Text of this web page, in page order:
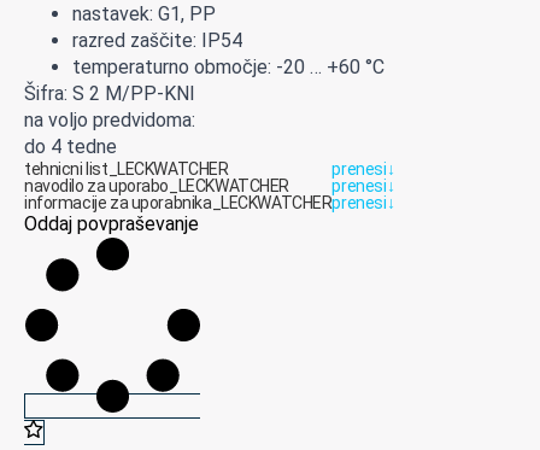
nastavek: G1, PP
razred zaščite: IP54
temperaturno območje: -20 … +60 °C
Šifra: S 2 M/PP-KNI
na voljo predvidoma:
do 4 tedne
tehnicni list_LECKWATCHER prenesi↓
navodilo za uporabo_LECKWATCHER
prenesi↓
informacije za uporabnika_LECKWATCHERprenesi↓
Oddaj povpraševanje